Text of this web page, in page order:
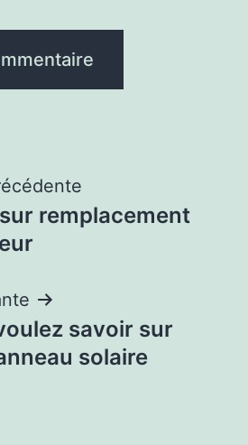
remplacement
savoir sur
solaire